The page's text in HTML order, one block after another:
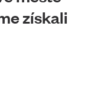
získali